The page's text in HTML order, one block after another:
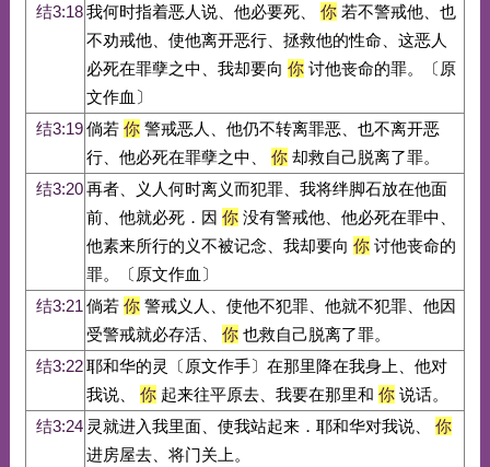
结3:18我何时指着恶人说、他必要死、 你若不警戒他、也
不劝戒他、使他离开恶行、拯救他的性命、这恶人
必死在罪孽之中、我却要向 你讨他丧命的罪。〔原
文作血〕
结3:19倘若 你警戒恶人、他仍不转离罪恶、也不离开恶
行、他必死在罪孽之中、
你却救自己脱离了罪。
结3:20再者、义人何时离义而犯罪、我将绊脚石放在他面
前、他就必死．因 你没有警戒他、他必死在罪中、
他素来所行的义不被记念、我却要向 你讨他丧命的
罪。〔原文作血〕
结3:21 倘若 你警戒义人、使他不犯罪、他就不犯罪、他因
受警戒就必存活、
你也救自己脱离了罪。
结3:22耶和华的灵〔原文作手〕在那里降在我身上、他对
我说、
你起来往平原去、我要在那里和 你说话。
结3:24 灵就进入我里面、使我站起来．耶和华对我说、
你
进房屋去、将门关上。